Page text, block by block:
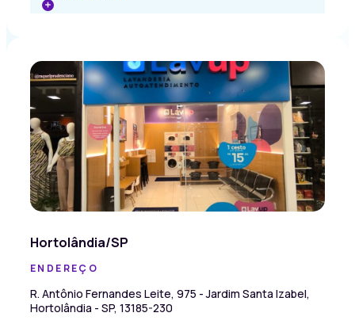
Hortolândia/SP
ENDEREÇO
R. Antônio Fernandes Leite, 975 - Jardim Santa Izabel,
Hortolândia - SP, 13185-230